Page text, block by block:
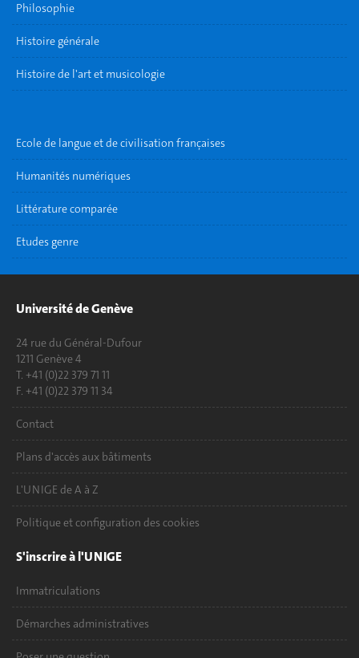
Philosophie
Histoire générale
Histoire de l'art et musicologie
Ecole de langue et de civilisation françaises
Humanités numériques
Littérature comparée
Etudes genre
Université de Genève
24 rue du Général-Dufour
1211 Genève 4
T. +41 (0)22 379 71 11
F. +41 (0)22 379 11 34
Contact
Plans d'accès aux bâtiments
L'UNIGE de A à Z
Politique et configuration des cookies
S'inscrire à l'UNIGE
Immatriculations
Démarches administratives